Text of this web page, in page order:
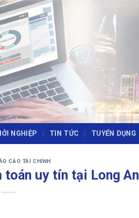
‹ ›
NGHIỆP TIN TỨC TUYỂN DỤNG
CÁO TÀI CHÍNH
uy tín tại Long An